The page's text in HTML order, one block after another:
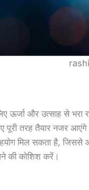
और उत्साह से भरा
पूरी तरह तैयार नजर
मिल सकता है, जिससे
की कोशिश करें।